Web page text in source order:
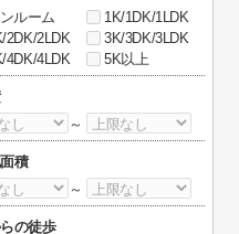
ルーム
1K/1DK/1LDK
2DK/2LDK
3K/3DK/3LDK
4DK/4LDK
5K以上
～
積
～
の徒歩